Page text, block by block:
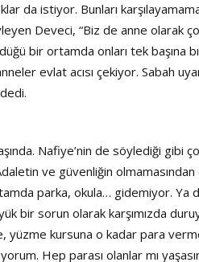
da istiyor. Bunları
Deveci, “Biz de anne olarak
bir ortamda onları tek başına
evlat acısı çekiyor. Sabah
Nafiye’nin de söylediği gibi
ve güvenliğin
parka, okula… gidemiyor. Ya
bir sorun olarak karşımızda
yüzme kursuna o kadar para
Hep parası olanlar mı